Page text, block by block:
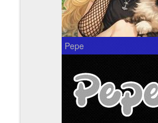
Pepe